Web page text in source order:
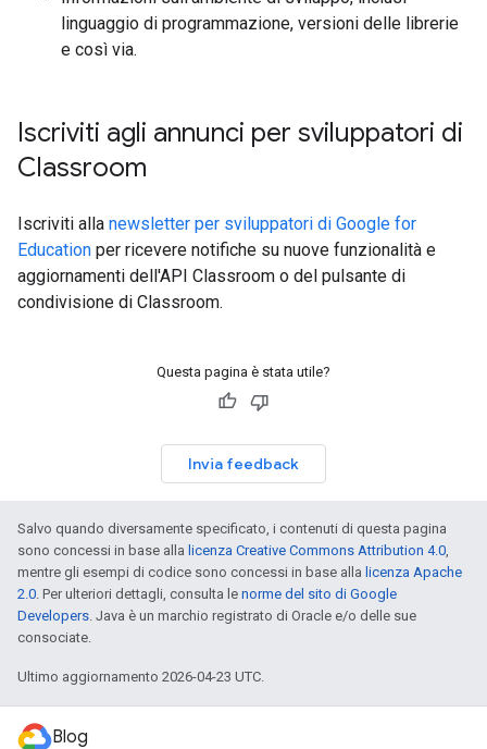
linguaggio di programmazione, versioni delle librerie
e così via.
Iscriviti agli annunci per sviluppatori di
Classroom
Iscriviti alla newsletter per sviluppatori di Google for
Education per ricevere notifiche su nuove funzionalità e
aggiornamenti dell'API Classroom o del pulsante di
condivisione di Classroom.
Questa pagina è stata utile?
Invia feedback
Salvo quando diversamente specificato, i contenuti di questa pagina
sono concessi in base alla licenza Creative Commons Attribution 4.0,
mentre gli esempi di codice sono concessi in base alla licenza Apache
2.0. Per ulteriori dettagli, consulta le norme del sito di Google
Developers. Java è un marchio registrato di Oracle e/o delle sue
consociate.
Ultimo aggiornamento 2026-04-23 UTC.
Blog